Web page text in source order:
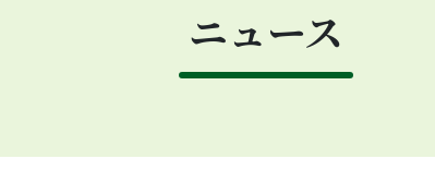
ニュース